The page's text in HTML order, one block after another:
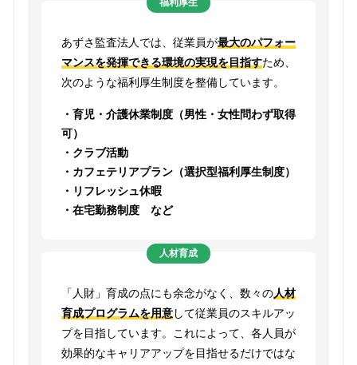
福利厚生
あずさ監査法人では、従業員が最大のパフォー
マンスを発揮できる環境の実現を目指すため、
次のような福利厚生制度を整備しています。
・育児・介護休業制度（男性・女性問わず取得
可）
・クラブ活動
・カフェテリアプラン（選択型福利厚生制度）
・リフレッシュ休暇
・在宅勤務制度 など
人材育成
「人財」育成の点にも余念がなく、数々の人材
育成プログラムを用意して従業員のスキルアッ
プを目指しています。これによって、各人員が
効果的なキャリアアップを目指せるだけではな